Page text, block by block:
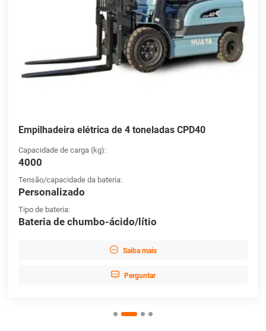
Empilhadeira elétrica de 4 toneladas CPD40
Capacidade de carga (kg):
4000
Tensão/capacidade da bateria:
Personalizado
Tipo de bateria:
Bateria de chumbo-ácido/lítio
 Saiba mais
 Perguntar